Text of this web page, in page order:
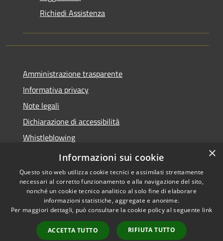
Richiedi Assistenza
Amministrazione trasparente
Informativa privacy
Note legali
Dichiarazione di accessibilità
Whistleblowing
Piano di miglioramento dei servizi
Accessibilità
Copyright © 2026 • Comune di
Zoagli • Powered by
Municipium•
Accesso
×
Informazioni sui cookie
Questo sito web utilizza cookie tecnici e assimilati strettamente
necessari al corretto funzionamento e alla navigazione del sito,
nonché un cookie tecnico analitico al solo fine di elaborare
informazioni statistiche, aggregate e anonime.
Per maggiori dettagli, può consultare la cookie policy al seguente link
ACCETTA TUTTO RIFIUTA TUTTO